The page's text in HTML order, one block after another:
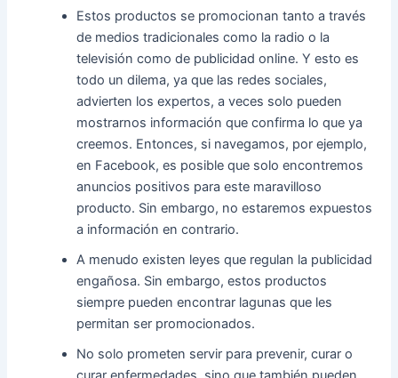
Estos productos se promocionan tanto a través
de medios tradicionales como la radio o la
televisión como de publicidad online. Y esto es
todo un dilema, ya que las redes sociales,
advierten los expertos, a veces solo pueden
mostrarnos información que confirma lo que ya
creemos. Entonces, si navegamos, por ejemplo,
en Facebook, es posible que solo encontremos
anuncios positivos para este maravilloso
producto. Sin embargo, no estaremos expuestos
a información en contrario.
A menudo existen leyes que regulan la publicidad
engañosa. Sin embargo, estos productos
siempre pueden encontrar lagunas que les
permitan ser promocionados.
No solo prometen servir para prevenir, curar o